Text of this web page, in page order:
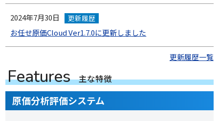
2024年7月30日 更新履歴
お任せ原価Cloud Ver1.7.0に更新しました
更新履歴一覧
Features 主な特徴
原価分析評価システム